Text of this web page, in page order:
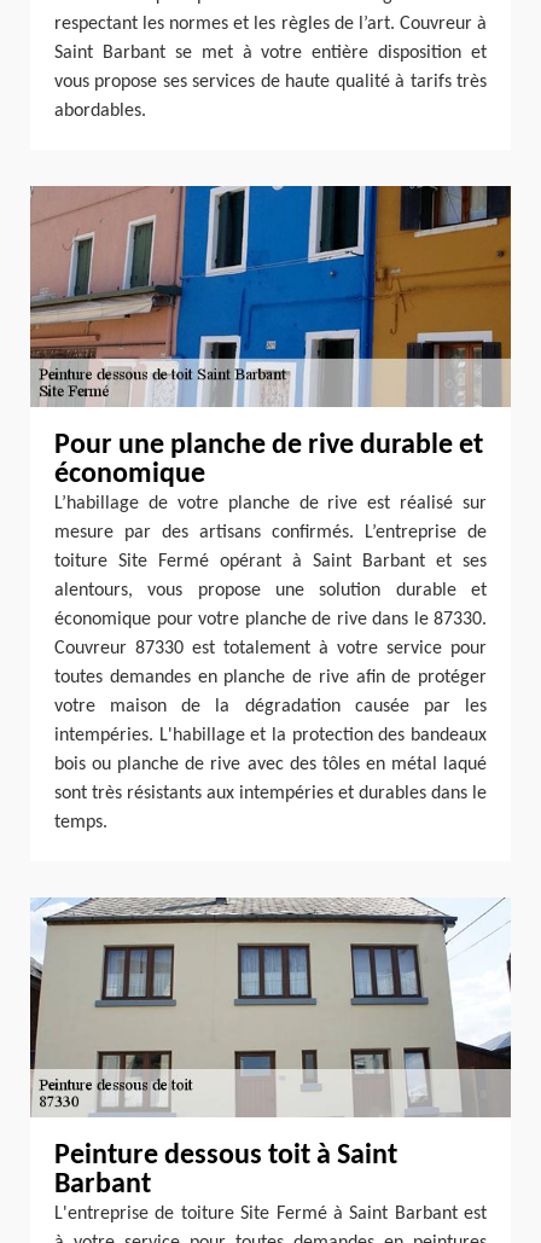
respectant les normes et les règles de l’art. Couvreur à
Saint Barbant se met à votre entière disposition et
vous propose ses services de haute qualité à tarifs très
abordables.
Pour une planche de rive durable et
économique
L’habillage de votre planche de rive est réalisé sur
mesure par des artisans confirmés. L’entreprise de
toiture Site Fermé opérant à Saint Barbant et ses
alentours, vous propose une solution durable et
économique pour votre planche de rive dans le 87330.
Couvreur 87330 est totalement à votre service pour
toutes demandes en planche de rive afin de protéger
votre maison de la dégradation causée par les
intempéries. L'habillage et la protection des bandeaux
bois ou planche de rive avec des tôles en métal laqué
sont très résistants aux intempéries et durables dans le
temps.
Peinture dessous toit à Saint
Barbant
L'entreprise de toiture Site Fermé à Saint Barbant est